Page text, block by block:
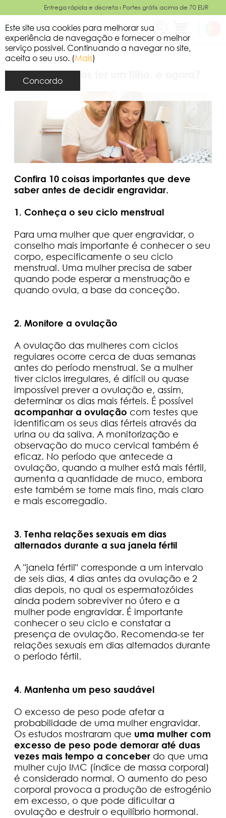
Entrega rápida e discreta ⏐ Portes grátis acima de 70 EUR
Já decidimos ter um filho, e agora?
Confira 10 coisas importantes que deve
saber antes de decidir engravidar.
1. Conheça o seu ciclo menstrual
Para uma mulher que quer engravidar, o
conselho mais importante é conhecer o seu
corpo, especificamente o seu ciclo
menstrual. Uma mulher precisa de saber
quando pode esperar a menstruação e
quando ovula, a base da conceção.
2. Monitore a ovulação
A ovulação das mulheres com ciclos
regulares ocorre cerca de duas semanas
antes do período menstrual. Se a mulher
tiver ciclos irregulares, é difícil ou quase
impossível prever a ovulação e, assim,
determinar os dias mais férteis. É possível
acompanhar a ovulação com testes que
identificam os seus dias férteis através da
urina ou da saliva. A monitorização e
observação do muco cervical também é
eficaz. No período que antecede a
ovulação, quando a mulher está mais fértil,
aumenta a quantidade de muco, embora
este também se torne mais fino, mais claro
e mais escorregadio.
3. Tenha relações sexuais em dias
alternados durante a sua janela fértil
A "janela fértil" corresponde a um intervalo
de seis dias, 4 dias antes da ovulação e 2
dias depois, no qual os espermatozóides
ainda podem sobreviver no útero e a
mulher pode engravidar. É importante
conhecer o seu ciclo e constatar a
presença de ovulação. Recomenda-se ter
relações sexuais em dias alternados durante
o período fértil.
4. Mantenha um peso saudável
O excesso de peso pode afetar a
probabilidade de uma mulher engravidar.
Os estudos mostraram que uma mulher com
excesso de peso pode demorar até duas
vezes mais tempo a conceber do que uma
mulher cujo IMC (índice de massa corporal)
é considerado normal. O aumento do peso
corporal provoca a produção de estrogénio
em excesso, o que pode dificultar a
ovulação e destruir o equilíbrio hormonal.
Este site usa cookies para melhorar sua
experiência de navegação e fornecer o melhor
serviço possível. Continuando a navegar no site,
aceita o seu uso. (Mais)
Concordo